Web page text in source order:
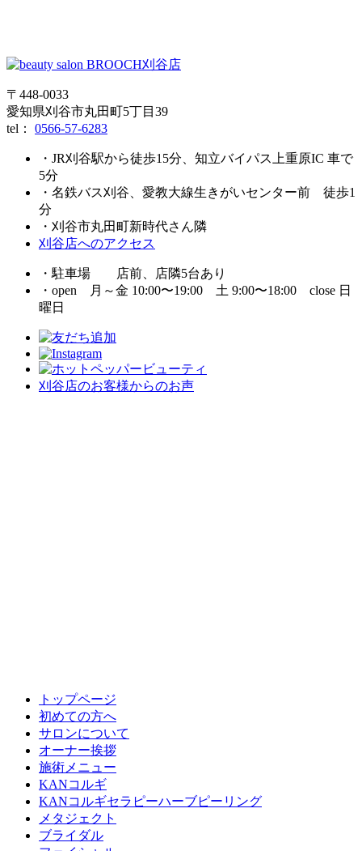
〒448-0033
愛知県刈谷市丸田町5丁目39
tel： 0566-57-6283
・JR刈谷駅から徒歩15分、知立バイパス上重原IC 車で
5分
・名鉄バス刈谷、愛教大線生きがいセンター前 徒歩1
分
・刈谷市丸田町新時代さん隣
刈谷店へのアクセス
・駐車場 店前、店隣5台あり
・open 月～金 10:00〜19:00 土 9:00〜18:00 close 日
曜日
刈谷店のお客様からのお声
トップページ
初めての方へ
サロンについて
オーナー挨拶
施術メニュー
KANコルギ
KANコルギセラピーハーブピーリング
メタジェクト
ブライダル